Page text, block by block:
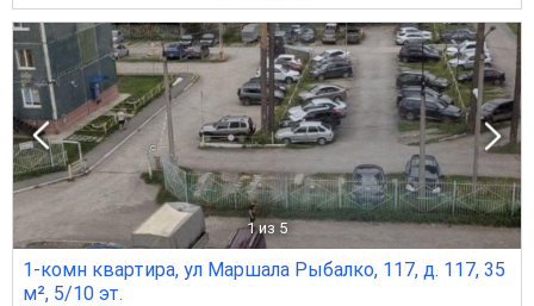
1 из 5
1-комн квартира, ул Маршала Рыбалко, 117, д. 117, 35
м², 5/10 эт.